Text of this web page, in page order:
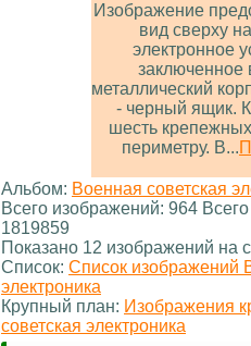
Изображение
вид сверху
электронное
заключенное
металлический
- черный ящик.
шесть
периметру. В...
Альбом: Военная советская
Всего изображений: 964
1819859
Показано 12 изображений на
Список: Список изображений
электроника
Крупный план: Изображения
советская электроника